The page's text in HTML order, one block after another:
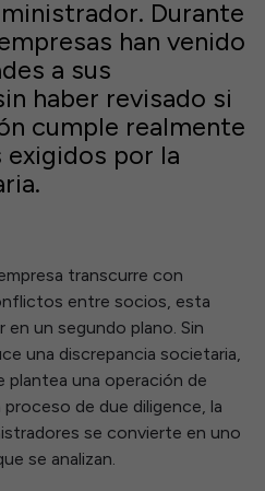
Durante
han venido
a sus
haber revisado si
cumple realmente
por la
transcurre con
entre socios, esta
un segundo plano. Sin
una discrepancia societaria,
plantea una operación de
de due diligence, la
se convierte en uno
se analizan.